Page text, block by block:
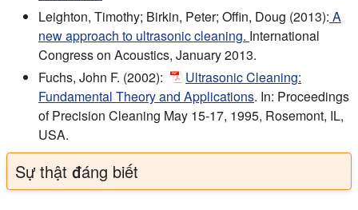
Leighton, Timothy; Birkin, Peter; Offin, Doug (2013): A
new approach to ultrasonic cleaning. International
Congress on Acoustics, January 2013.
Fuchs, John F. (2002):
Ultrasonic Cleaning:
Fundamental Theory and Applications. In: Proceedings
of Precision Cleaning May 15-17, 1995, Rosemont, IL,
USA.
Sự thật đáng biết